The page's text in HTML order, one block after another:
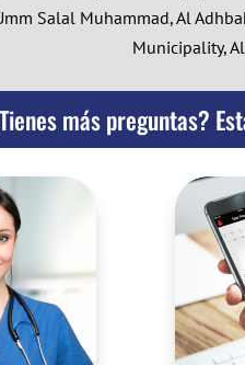
Salal Muhammad, Al
Municipality,
más preguntas?